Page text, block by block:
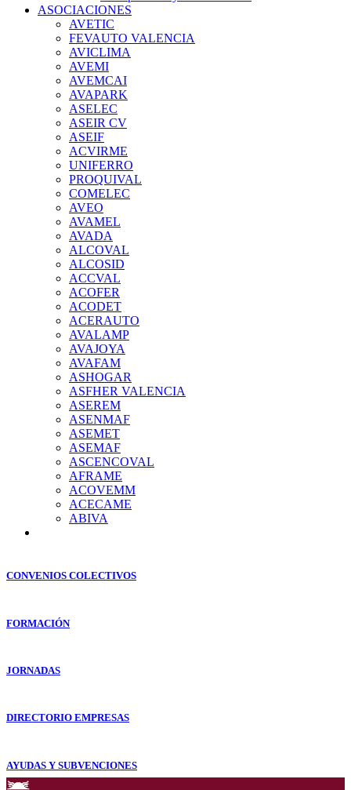
ASOCIACIONES
AVETIC
FEVAUTO VALENCIA
AVICLIMA
AVEMI
AVEMCAI
AVAPARK
ASELEC
ASEIR CV
ASEIF
ACVIRME
UNIFERRO
PROQUIVAL
COMELEC
AVEO
AVAMEL
AVADA
ALCOVAL
ALCOSID
ACCVAL
ACOFER
ACODET
ACERAUTO
AVALAMP
AVAJOYA
AVAFAM
ASHOGAR
ASFHER VALENCIA
ASEREM
ASENMAF
ASEMET
ASEMAF
ASCENCOVAL
AFRAME
ACOVEMM
ACECAME
ABIVA
CONVENIOS COLECTIVOS
FORMACIÓN
JORNADAS
DIRECTORIO EMPRESAS
AYUDAS Y SUBVENCIONES